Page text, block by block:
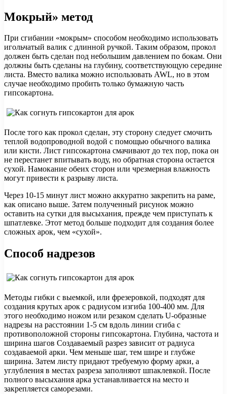
Мокрый» метод
При сгибании «мокрым» способом необходимо использовать
игольчатый валик с длинной ручкой. Таким образом, прокол
должен быть сделан под небольшим давлением по бокам. Они
должны быть сделаны на глубину, соответствующую середине
листа. Вместо валика можно использовать AWL, но в этом
случае необходимо пробить только бумажную часть
гипсокартона.
После того как прокол сделан, эту сторону следует смочить
теплой водопроводной водой с помощью обычного валика
или кисти. Лист гипсокартона смачивают до тех пор, пока он
не перестанет впитывать воду, но обратная сторона остается
сухой. Намокание обеих сторон или чрезмерная влажность
могут привести к разрыву листа.
Через 10-15 минут лист можно аккуратно закрепить на раме,
как описано выше. Затем полученный рисунок можно
оставить на сутки для высыхания, прежде чем приступать к
шпатлевке. Этот метод больше подходит для создания более
сложных арок, чем «сухой».
Способ надрезов
Методы гибки с выемкой, или фрезеровкой, подходят для
создания крутых арок с радиусом изгиба 100-400 мм. Для
этого необходимо ножом или резаком сделать U-образные
надрезы на расстоянии 1-5 см вдоль линии сгиба с
противоположной стороны гипсокартона. Глубина, частота и
ширина шагов Создаваемый разрез зависит от радиуса
создаваемой арки. Чем меньше шаг, тем шире и глубже
ширина. Затем листу придают требуемую форму арки, а
углубления в местах разреза заполняют шпаклевкой. После
полного высыхания арка устанавливается на место и
закрепляется саморезами.